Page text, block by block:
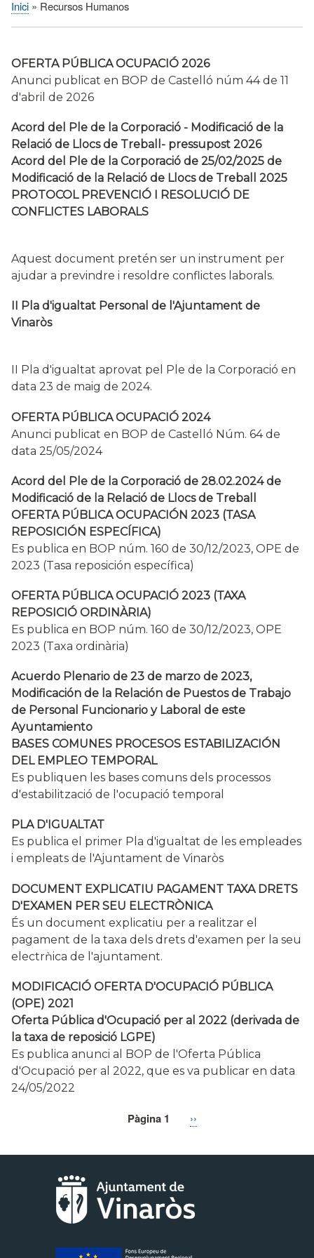
Fil
Inici Recursos Humanos
OFERTA PÚBLICA OCUPACIÓ 2026
Anunci publicat en BOP de Castelló núm 44 de 11
d'abril de 2026
Acord del Ple de la Corporació - Modificació de la
Relació de Llocs de Treball- pressupost 2026
Acord del Ple de la Corporació de 25/02/2025 de
Modificació de la Relació de Llocs de Treball 2025
PROTOCOL PREVENCIÓ I RESOLUCIÓ DE
CONFLICTES LABORALS
Aquest document pretén ser un instrument per
ajudar a previndre i resoldre conflictes laborals.
II Pla d'igualtat Personal de l'Ajuntament de
Vinaròs
II Pla d'igualtat aprovat pel Ple de la Corporació en
data 23 de maig de 2024.
OFERTA PÚBLICA OCUPACIÓ 2024
Anunci publicat en BOP de Castelló Núm. 64 de
data 25/05/2024
Acord del Ple de la Corporació de 28.02.2024 de
Modificació de la Relació de Llocs de Treball
OFERTA PÚBLICA OCUPACIÓN 2023 (TASA
REPOSICIÓN ESPECÍFICA)
Es publica en BOP núm. 160 de 30/12/2023, OPE de
2023 (Tasa reposición específica)
OFERTA PÚBLICA OCUPACIÓ 2023 (TAXA
REPOSICIÓ ORDINÀRIA)
Es publica en BOP núm. 160 de 30/12/2023, OPE
2023 (Taxa ordinària)
Acuerdo Plenario de 23 de marzo de 2023,
Modificación de la Relación de Puestos de Trabajo
de Personal Funcionario y Laboral de este
Ayuntamiento
BASES COMUNES PROCESOS ESTABILIZACIÓN
DEL EMPLEO TEMPORAL
Es publiquen les bases comuns dels processos
d'estabilització de l'ocupació temporal
PLA D'IGUALTAT
Es publica el primer Pla d'igualtat de les empleades
i empleats de l'Ajuntament de Vinaròs
DOCUMENT EXPLICATIU PAGAMENT TAXA DRETS
D'EXAMEN PER SEU ELECTRÒNICA
És un document explicatiu per a realitzar el
pagament de la taxa dels drets d'examen per la seu
electrǹica de l'ajuntament.
MODIFICACIÓ OFERTA D'OCUPACIÓ PÚBLICA
(OPE) 2021
Oferta Pública d'Ocupació per al 2022 (derivada de
la taxa de reposició LGPE)
Es publica anunci al BOP de l'Oferta Pública
d'Ocupació per al 2022, que es va publicar en data
24/05/2022
Pàgina 1
Pàgina
››